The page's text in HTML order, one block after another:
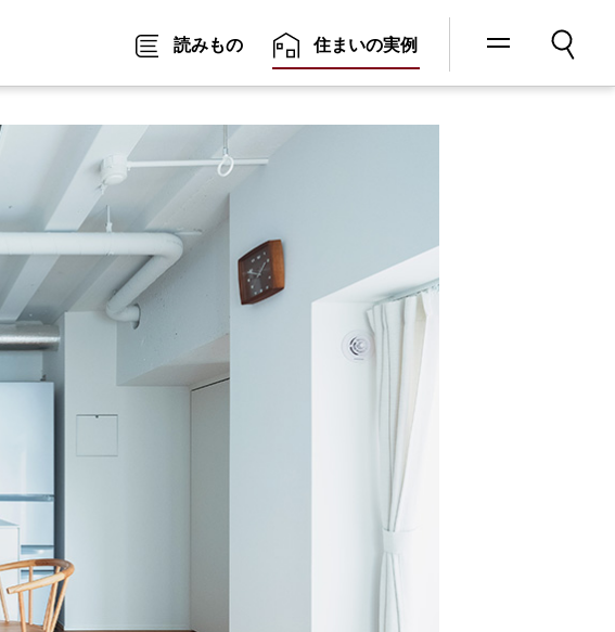
メニ
検索
読みもの 住まいの実例